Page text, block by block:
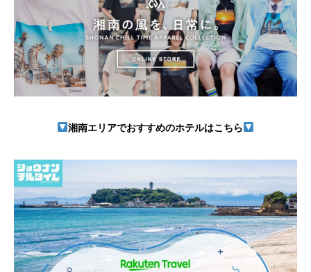
湘南エリアでおすすめのホテルはこちら